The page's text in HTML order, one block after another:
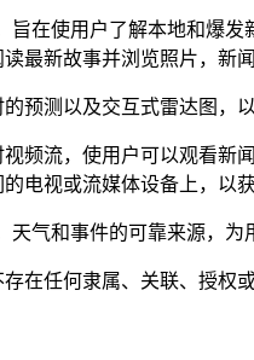
旨在使用户了解本地和爆
最新故事并浏览照片，新
预测以及交互式雷达图，
频流，使用户可以观看
电视或流媒体设备上，以
天气和事件的可靠来源，
存在任何隶属、关联、授